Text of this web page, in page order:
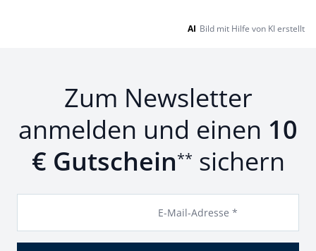
AI Bild mit Hilfe von KI erstellt
Zum Newsletter
anmelden und einen 10
€ Gutschein** sichern
E-Mail-Adresse *